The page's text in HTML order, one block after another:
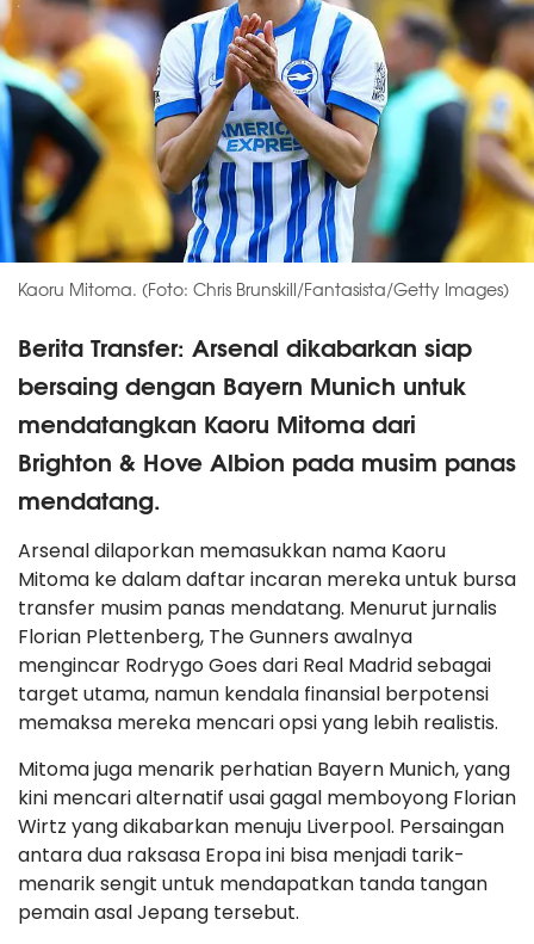
Kaoru Mitoma. (Foto: Chris Brunskill/Fantasista/Getty Images)
Berita Transfer: Arsenal dikabarkan siap
bersaing dengan Bayern Munich untuk
mendatangkan Kaoru Mitoma dari
Brighton & Hove Albion pada musim panas
mendatang.
Arsenal dilaporkan memasukkan nama Kaoru
Mitoma ke dalam daftar incaran mereka untuk bursa
transfer musim panas mendatang. Menurut jurnalis
Florian Plettenberg, The Gunners awalnya
mengincar Rodrygo Goes dari Real Madrid sebagai
target utama, namun kendala finansial berpotensi
memaksa mereka mencari opsi yang lebih realistis.
Mitoma juga menarik perhatian Bayern Munich, yang
kini mencari alternatif usai gagal memboyong Florian
Wirtz yang dikabarkan menuju Liverpool. Persaingan
antara dua raksasa Eropa ini bisa menjadi tarik-
menarik sengit untuk mendapatkan tanda tangan
pemain asal Jepang tersebut.